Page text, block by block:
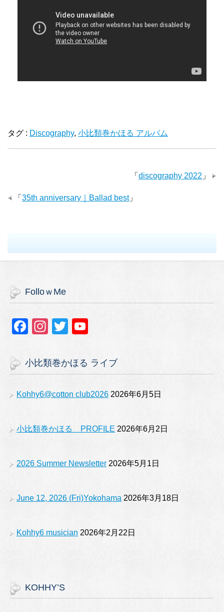
タグ : Discography, 小比類巻かほる アルバム
「 discography 2022 」
「 35th anniversary｜Ballad best」
FolloｗMe
F
c
e
b
o
k
In
a
gr
a
T
tt
er
u
T
u
e
小比類巻かほる ライブ
Kohhy6@cotton club2026 2026年6月5日
小比類巻かほる PROFILE 2026年6月2日
2026 Summer Newsletter 2026年5月1日
June 12, 2026 (Fri)Yokohama 2026年3月18日
Kohhy6 musician 2026年2月22日
KOHHY’S